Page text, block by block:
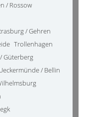
/ Rossow
/ Gehren
Trollenhagen
Güterberg
/ Bellin